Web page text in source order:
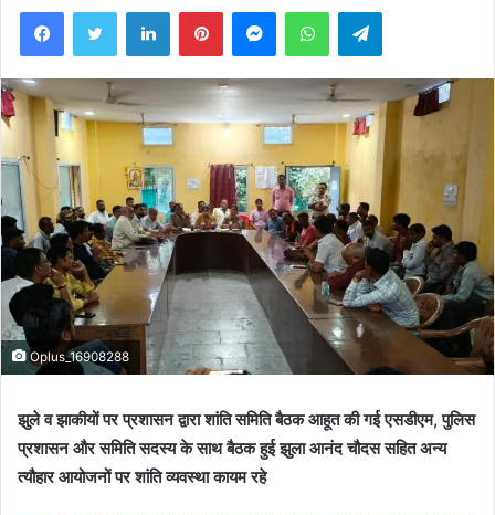
email
FacebookTwitter LinkedInPinterestMessengerWhatsAppTelegram
Oplus_16908288
झुले व झाकीयों पर प्रशासन द्वारा शांति समिति बैठक आहूत की गई एसडीएम, पुलिस
प्रशासन और समिति सदस्य के साथ बैठक हुई झुला आनंद चौदस सहित अन्य
त्यौहार आयोजनों पर शांति व्यवस्था कायम रहे